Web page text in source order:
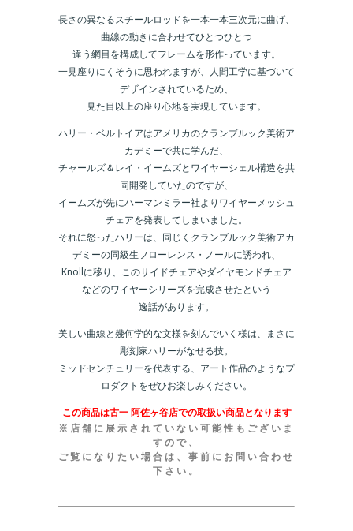
長さの異なるスチールロッドを一本一本三次元に曲げ、
曲線の動きに合わせてひとつひとつ
違う網目を構成してフレームを形作っています。
一見座りにくそうに思われますが、人間工学に基づいて
デザインされているため、
見た目以上の座り心地を実現しています。
ハリー・ベルトイアはアメリカのクランブルック美術ア
カデミーで共に学んだ、
チャールズ＆レイ・イームズとワイヤーシェル構造を共
同開発していたのですが、
イームズが先にハーマンミラー社よりワイヤーメッシュ
チェアを発表してしまいました。
それに怒ったハリーは、同じくクランブルック美術アカ
デミーの同級生フローレンス・ノールに誘われ、
Knollに移り、このサイドチェアやダイヤモンドチェア
などのワイヤーシリーズを完成させたという
逸話があります。
美しい曲線と幾何学的な文様を刻んでいく様は、まさに
彫刻家ハリーがなせる技。
ミッドセンチュリーを代表する、アート作品のようなプ
ロダクトをぜひお楽しみください。
この商品は古一 阿佐ヶ谷店での取扱い商品となります
※店舗に展示されていない可能性もございま
すので、
ご覧になりたい場合は、事前にお問い合わせ
下さい。